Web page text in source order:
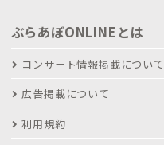
ぶらあぼONLINEとは
コンサート情報掲載について
広告掲載について
利用規約